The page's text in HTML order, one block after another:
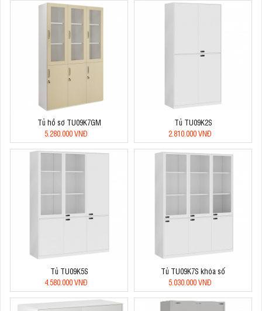
Tủ hồ sơ TU09K7GM
5.280.000 VNĐ
Tủ TU09K2S
2.810.000 VNĐ
Tủ TU09K5S
4.580.000 VNĐ
Tủ TU09K7S khóa số
5.030.000 VNĐ